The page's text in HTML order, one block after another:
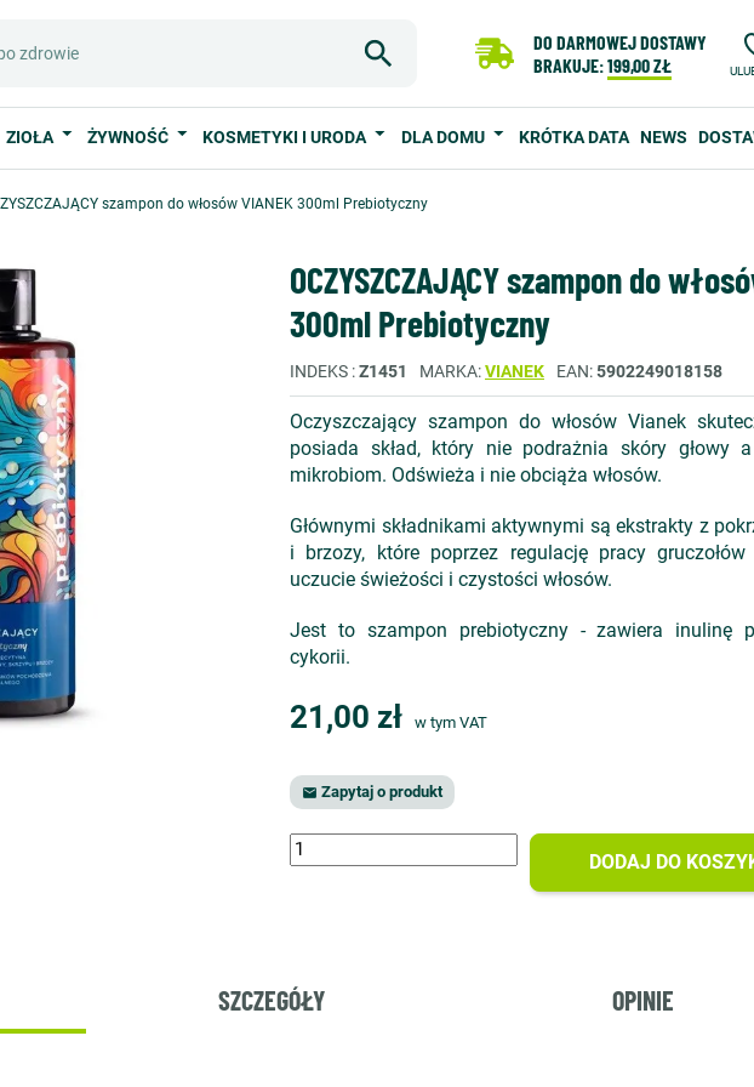
DO DARMOWEJ DOSTAWY
BRAKUJE:199,00 ZŁ
ZIOŁA ŻYWNOŚĆ KOSMETYKI I URODA DLA DOMU KRÓTKA DATA NEWS
szampon do włosów VIANEK 300ml Prebiotyczny
OCZYSZCZAJĄCY szampon do
300ml Prebiotyczny
INDEKS Z1451 MARKA VIANEK EAN 5902249018158
Oczyszczający szampon do włosów Vianek
posiada skład, który nie podrażnia skóry głowy
mikrobiom. Odświeża i nie obciąża włosów.
Głównymi składnikami aktywnymi są ekstrakty z
i brzozy, które poprzez regulację pracy gruczołów
uczucie świeżości i czystości włosów.
Jest to szampon prebiotyczny - zawiera inulinę
cykorii.
21,00 zł w tym VAT
 Zapytaj o produkt
DODAJ DO
SZCZEGÓŁY OPINIE